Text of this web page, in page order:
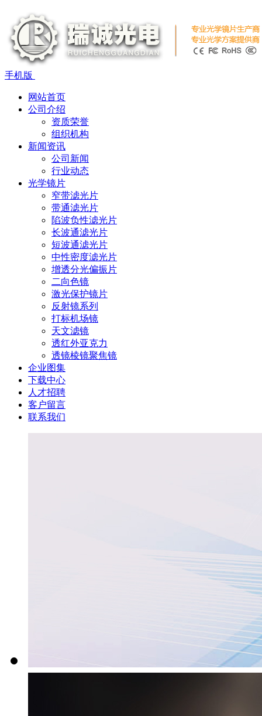
手机版
网站首页
公司介绍
资质荣誉
组织机构
新闻资讯
公司新闻
行业动态
光学镜片
窄带滤光片
带通滤光片
陷波负性滤光片
长波通滤光片
短波通滤光片
中性密度滤光片
增透分光偏振片
二向色镜
激光保护镜片
反射镜系列
打标机场镜
天文滤镜
透红外亚克力
透镜棱镜聚焦镜
企业图集
下载中心
人才招聘
客户留言
联系我们